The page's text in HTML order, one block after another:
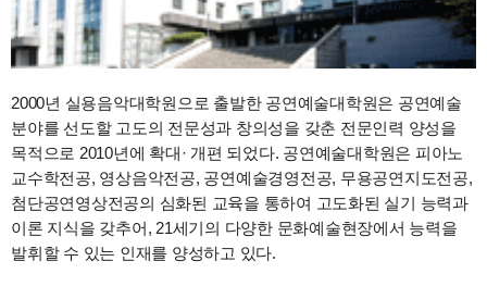
2000년 실용음악대학원으로 출발한 공연예술대학원은 공연예술
분야를 선도할 고도의 전문성과 창의성을 갖춘 전문인력 양성을
목적으로 2010년에 확대· 개편 되었다. 공연예술대학원은 피아노
교수학전공, 영상음악전공, 공연예술경영전공, 무용공연지도전공,
첨단공연영상전공의 심화된 교육을 통하여 고도화된 실기 능력과
이론 지식을 갖추어, 21세기의 다양한 문화예술현장에서 능력을
발휘할 수 있는 인재를 양성하고 있다.